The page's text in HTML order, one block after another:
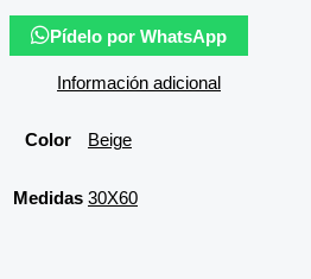
Pídelo por WhatsApp
Información adicional
Color Beige
Medidas 30X60